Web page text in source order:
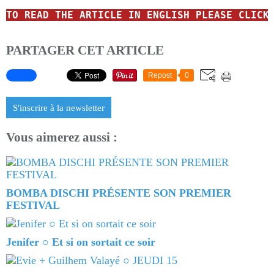
TO READ THE ARTICLE IN ENGLISH PLEASE
PARTAGER CET ARTICLE
Repost 0
S'inscrire à la newsletter
Vous aimerez aussi :
BOMBA DISCHI PRÉSENTE SON PREMIER
FESTIVAL
Jenifer ○ Et si on sortait ce soir